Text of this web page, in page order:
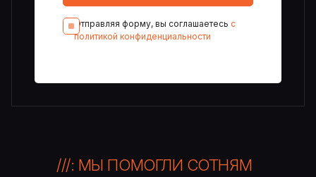
Отправляя форму, вы соглашаетесь с
политикой конфиденциальности
///: МЫ ПОМОГЛИ СОТНЯМ